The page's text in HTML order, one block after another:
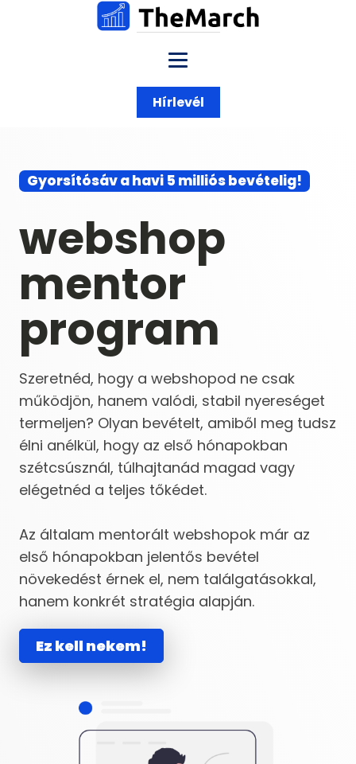
Hírlevél
Gyorsítósáv a havi 5 milliós bevételig!
webshop
mentor
program
Szeretnéd, hogy a webshopod ne csak
működjön, hanem valódi, stabil nyereséget
termeljen? Olyan bevételt, amiből meg tudsz
élni anélkül, hogy az első hónapokban
szétcsúsznál, túlhajtanád magad vagy
elégetnéd a teljes tőkédet.
Az általam mentorált webshopok már az
első hónapokban jelentős bevétel
növekedést érnek el, nem találgatásokkal,
hanem konkrét stratégia alapján.
Ez kell nekem!